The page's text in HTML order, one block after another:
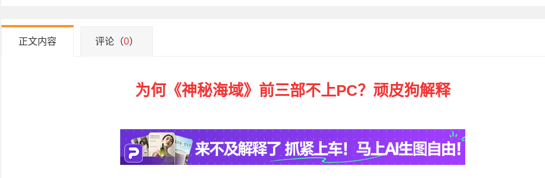
正文内容 评论（0）
为何《神秘海域》前三部不上PC？顽皮狗解释